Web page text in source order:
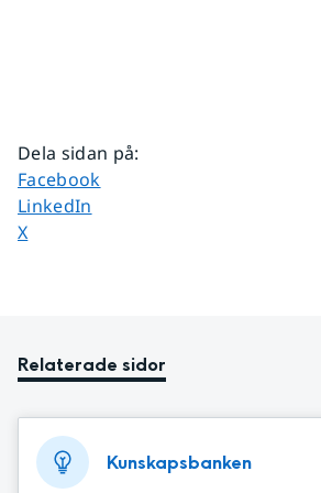
Dela sidan på:
Dela sidan på
Facebook
Dela sidan på
LinkedIn
Dela sidan på
X
Relaterade sidor
Kunskapsbanken